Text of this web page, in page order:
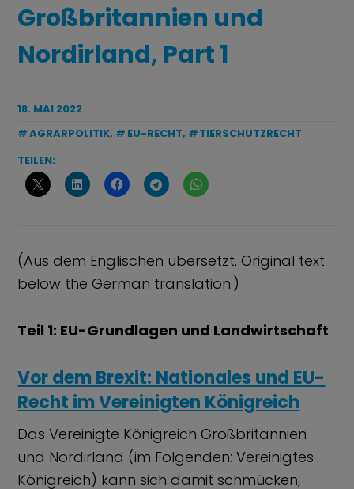
Großbritannien und
Nordirland, Part 1
18. MAI 2022
AGRARPOLITIK, EU-RECHT,
TIERSCHUTZRECHT
TEILEN:
(Aus dem Englischen übersetzt. Original text
below the German translation.)
Teil 1: EU-Grundlagen und Landwirtschaft
Vor dem Brexit: Nationales und EU-
Recht im Vereinigten Königreich
Das Vereinigte Königreich Großbritannien
und Nordirland (im Folgenden: Vereinigtes
Königreich) kann sich damit schmücken,